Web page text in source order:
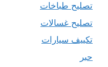
تصليح طباخات
تصليح غسالات
تكييف سيارات
حبر